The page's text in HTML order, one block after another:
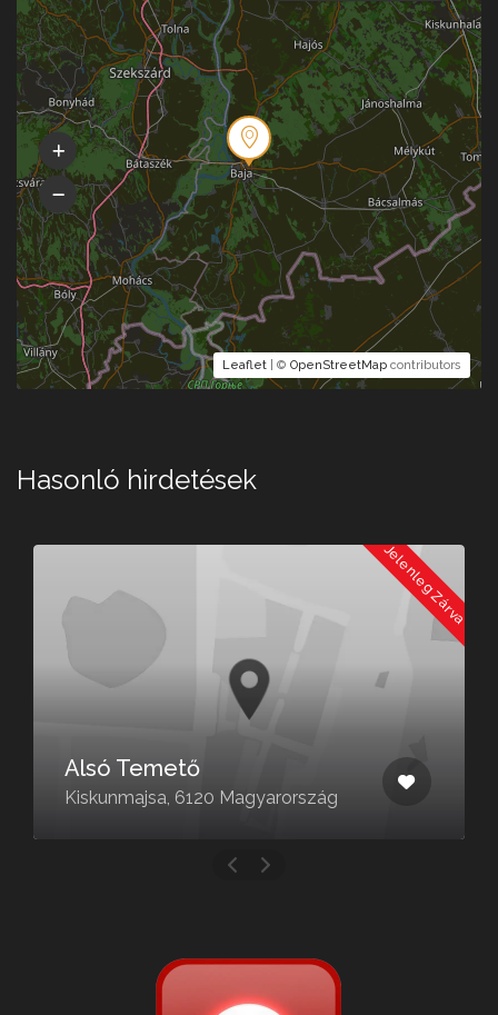
Leaflet | © OpenStreetMap contributors
Hasonló hirdetések
Jelenleg Zárva
Alsó Temető
Kiskunmajsa, 6120 Magyarország